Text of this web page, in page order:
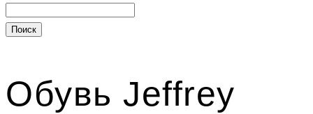
Обувь Jeffrey